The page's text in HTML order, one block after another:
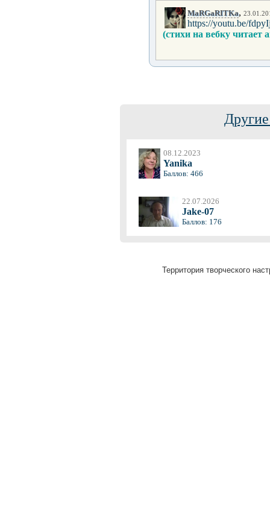
MaRGaRITKa,
https://youtu.be/
(стихи на вебку
08.12.2023
Yanika
Баллов: 466
22.07.2026
Jake-07
Баллов: 176
Территория творческого